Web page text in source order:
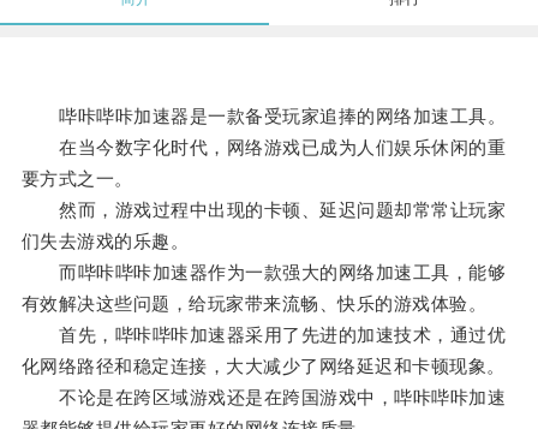
哔咔哔咔加速器是一款备受玩家追捧的网络加速工具。
在当今数字化时代，网络游戏已成为人们娱乐休闲的重
要方式之一。
然而，游戏过程中出现的卡顿、延迟问题却常常让玩家
们失去游戏的乐趣。
而哔咔哔咔加速器作为一款强大的网络加速工具，能够
有效解决这些问题，给玩家带来流畅、快乐的游戏体验。
首先，哔咔哔咔加速器采用了先进的加速技术，通过优
化网络路径和稳定连接，大大减少了网络延迟和卡顿现象。
不论是在跨区域游戏还是在跨国游戏中，哔咔哔咔加速